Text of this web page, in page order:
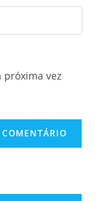
próxima vez